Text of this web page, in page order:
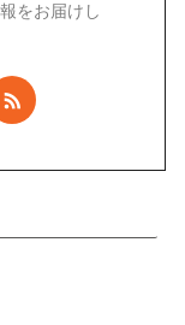
をお届けし